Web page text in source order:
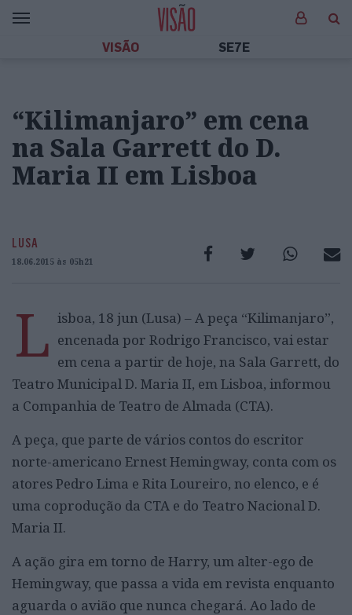
VISÃO SE7E
“Kilimanjaro” em cena
na Sala Garrett do D.
Maria II em Lisboa
LUSA
18.06.2015 às 05h21
L isboa, 18 jun (Lusa) – A peça “Kilimanjaro”,
encenada por Rodrigo Francisco, vai estar
em cena a partir de hoje, na Sala Garrett, do
Teatro Municipal D. Maria II, em Lisboa, informou
a Companhia de Teatro de Almada (CTA).
A peça, que parte de vários contos do escritor
norte-americano Ernest Hemingway, conta com os
atores Pedro Lima e Rita Loureiro, no elenco, e é
uma coprodução da CTA e do Teatro Nacional D.
Maria II.
A ação gira em torno de Harry, um alter-ego de
Hemingway, que passa a vida em revista enquanto
aguarda o avião que nunca chegará. Ao lado de